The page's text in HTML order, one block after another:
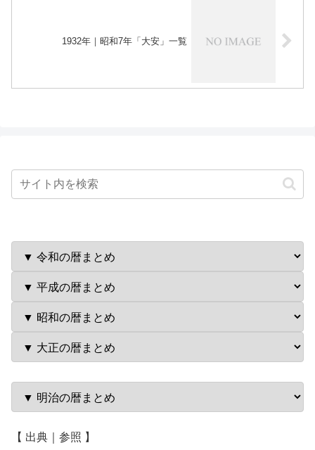
1932年｜昭和7年「大安」一覧
【 出典｜参照 】